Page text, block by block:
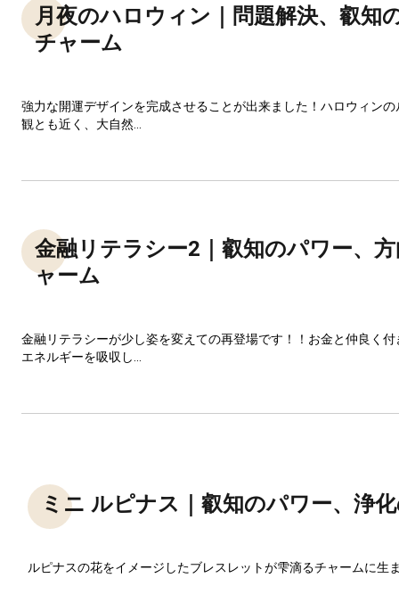
月夜のハロウィン｜問題解決、叡知
チャーム
強力な開運デザインを完成させることが出来ました！ハロウィン
観とも近く、大自然...
金融リテラシー2｜叡知のパワー、
ャーム
金融リテラシーが少し姿を変えての再登場です！！お金と仲良く
エネルギーを吸収し...
ミニ ルピナス｜叡知のパワー、浄
ルピナスの花をイメージしたブレスレットが雫滴るチャームに生